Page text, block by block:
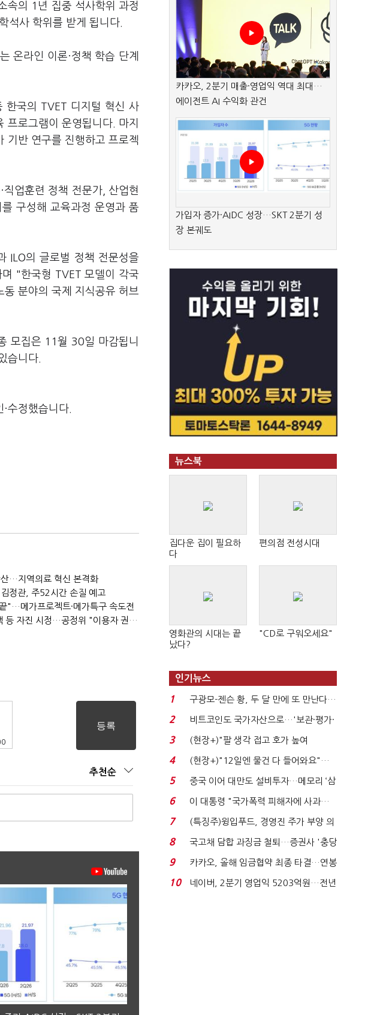
속의 1년 집중 석사학위 과정
석사 학위를 받게 됩니다.
온라인 이론·정책 학습 단계
한국의 TVET 디지털 혁신 사
로그램이 운영됩니다. 마지
기반 연구를 진행하고 프로젝
직업훈련 정책 전문가, 산업현
구성해 교육과정 운영과 품
ILO의 글로벌 정책 전문성을
"한국형 TVET 모델이 각국
동 분야의 국제 지식공유 허브
모집은 11월 30일 마감됩니
습니다.
수정했습니다.
…지역의료 혁신 본격화
정관, 주52시간 손질 예고
"…메가프로젝트·메가특구 속도전
통신 3사, 개인정보 침해 면책 등 자진 시정…공정위 "이용자 권리 강화"
추천순
카카오, 2분기 매출·영업익 역대 최대…
에이전트 AI 수익화 관건
가입자 증가·AIDC 성장…SKT 2분기 성
장 본궤도
뉴스북
집다운 집이 필요하
다
편의점 전성시대
영화관의 시대는 끝
났다?
"CD로 구워오세요"
인기뉴스
1
구광모-젠슨 황, 두 달 만에 또 만난다…
로봇·AI 등 논...
2
비트코인도 국가자산으로…'보관·평가·
처분' 기준은 ...
3
(현장+)"팔 생각 접고 호가 높여
요"…'덜 똘똘한 한 채' 20...
4
(현장+)"12일엔 물건 다 들어와요"…
빈 매대 채우며 문 연 ...
5
중국 이어 대만도 설비투자…메모리 ‘삼
국전쟁’
6
이 대통령 "국가폭력 피해자에 사과…
적극적 조사로 진...
7
(특징주)윙입푸드, 경영진 주가 부양 의
지에 상한가...
8
국고채 담합 과징금 철퇴…증권사 '충당
금 폭탄' 우려...
9
카카오, 올해 임금협약 최종 타결…연봉
6.3% 인상·격려...
10
네이버, 2분기 영업익 5203억원…전년